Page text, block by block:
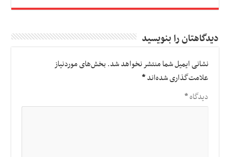
دیدگاهتان را بنویسید
نشانی ایمیل شما منتشر نخواهد شد.بخش‌های موردنیاز
علامت‌گذاری شده‌اند*
دیدگاه*